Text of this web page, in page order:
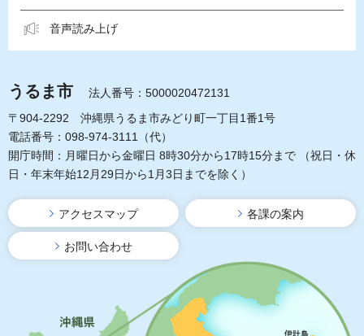
音声読み上げ
うるま市
法人番号：5000020472131
〒904-2292 沖縄県うるま市みどり町一丁目1番1号
電話番号：098-974-3111（代）
開庁時間：月曜日から金曜日 8時30分から17時15分まで
（祝日・休
日・年末年始12月29日から1月3日までを除く）
アクセスマップ 各課の案内
お問い合わせ